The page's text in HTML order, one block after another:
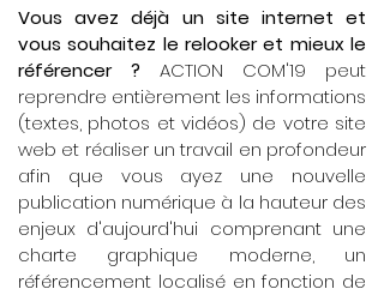
Vous avez déjà un site internet et
vous souhaitez le relooker et mieux le
référencer ? ACTION COM'19 peut
reprendre entièrement les informations
(textes, photos et vidéos) de votre site
web et réaliser un travail en profondeur
afin que vous ayez une nouvelle
publication numérique à la hauteur des
enjeux d'aujourd'hui comprenant une
charte graphique moderne, un
référencement localisé en fonction de